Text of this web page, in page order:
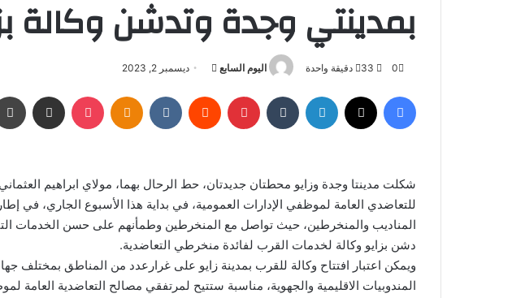
بمدينتي وجدة وتدشن وكالة
اليوم السابع
أرسل
إلكترونيا
ديسمبر 2, 2023 0 دقيقة واحدة
فيسبوك لينكدإن بينتيريست Odnoklassniki
‫Pocket مشاركة عبر البريد طباعة
شكلت مدينتا وجدة وزايو محطتان جديدتان، حط الرحال بهما، مولاي ابراهيم
للتعاضدي العامة لموظفي الإدارات العمومية، في بداية هذا الأسبوع الجاري، في
المناديب والمنخرطين، حيث تواصل مع المنخرطين وطمأنهم على حسن الخدمات
دشن بزايو وكالة لخدمات القرب لفائدة منخرطي التعاضدية.
ويمكن اعتبار افتتاح وكالة للقرب بمدينة زايو على غرارعدد من المناطق بمختلف
المندوبيات الاقليمية والجهوية، مناسبة ستتيح لمرتفقي مصالح التعاضدية العامة